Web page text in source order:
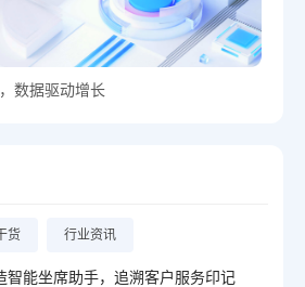
数据驱动增长
货 行业资讯
智能坐席助手，追溯客户服务印记